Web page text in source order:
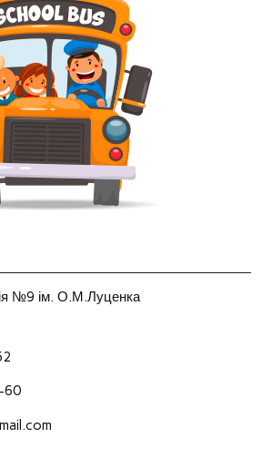
№9 ім. О.М.Луценка
60